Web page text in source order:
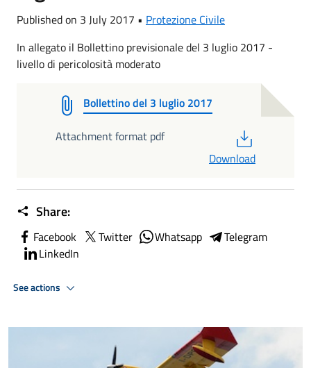
Published on 3 July 2017 • Protezione Civile
In allegato il Bollettino previsionale del 3 luglio 2017 -
livello di pericolosità moderato
Bollettino del 3 luglio 2017
Attachment format pdf
Download
Share:
Facebook Twitter Whatsapp
Telegram
LinkedIn
See actions